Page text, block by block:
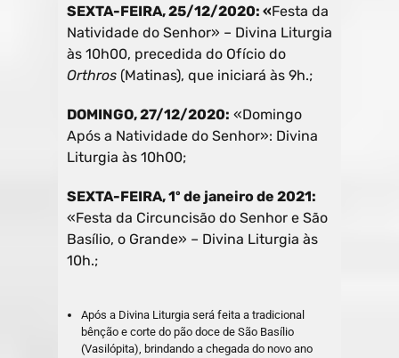
SEXTA-FEIRA, 25/12/2020: «Festa da
Natividade do Senhor» – Divina Liturgia
às 10h00, precedida do Ofício do
Orthros (Matinas), que iniciará às 9h.;
DOMINGO, 27/12/2020: «Domingo
Após a Natividade do Senhor»: Divina
Liturgia às 10h00;
SEXTA-FEIRA, 1º de janeiro de 2021:
«Festa da Circuncisão do Senhor e São
Basílio, o Grande» – Divina Liturgia às
10h.;
Após a Divina Liturgia será feita a tradicional
bênção e corte do pão doce de São Basílio
(Vasilópita), brindando a chegada do novo ano